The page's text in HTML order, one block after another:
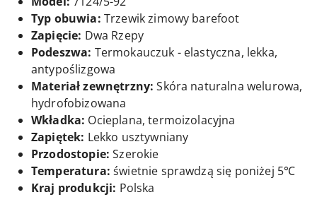
Typ obuwia: Trzewik zimowy barefoot
Zapięcie: Dwa Rzepy
Podeszwa: Termokauczuk - elastyczna, lekka,
antypoślizgowa
Materiał zewnętrzny: Skóra naturalna welurowa,
hydrofobizowana
Wkładka: Ocieplana, termoizolacyjna
Zapiętek: Lekko usztywniany
Przodostopie: Szerokie
Temperatura:świetnie sprawdzą się poniżej 5℃
Kraj produkcji: Polska